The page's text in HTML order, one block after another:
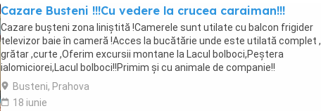
Cazare Busteni !!!Cu vedere la crucea caraiman!!!
Cazare bușteni zona liniștită !Camerele sunt utilate cu balcon frigider
televizor baie în cameră !Acces la bucătărie unde este utilată complet ,
grătar ,curte ,Oferim excursii montane la Lacul bolboci,Peștera
ialomiciorei,Lacul bolboci!!Primim și cu animale de companie!!
Busteni, Prahova
18 iunie